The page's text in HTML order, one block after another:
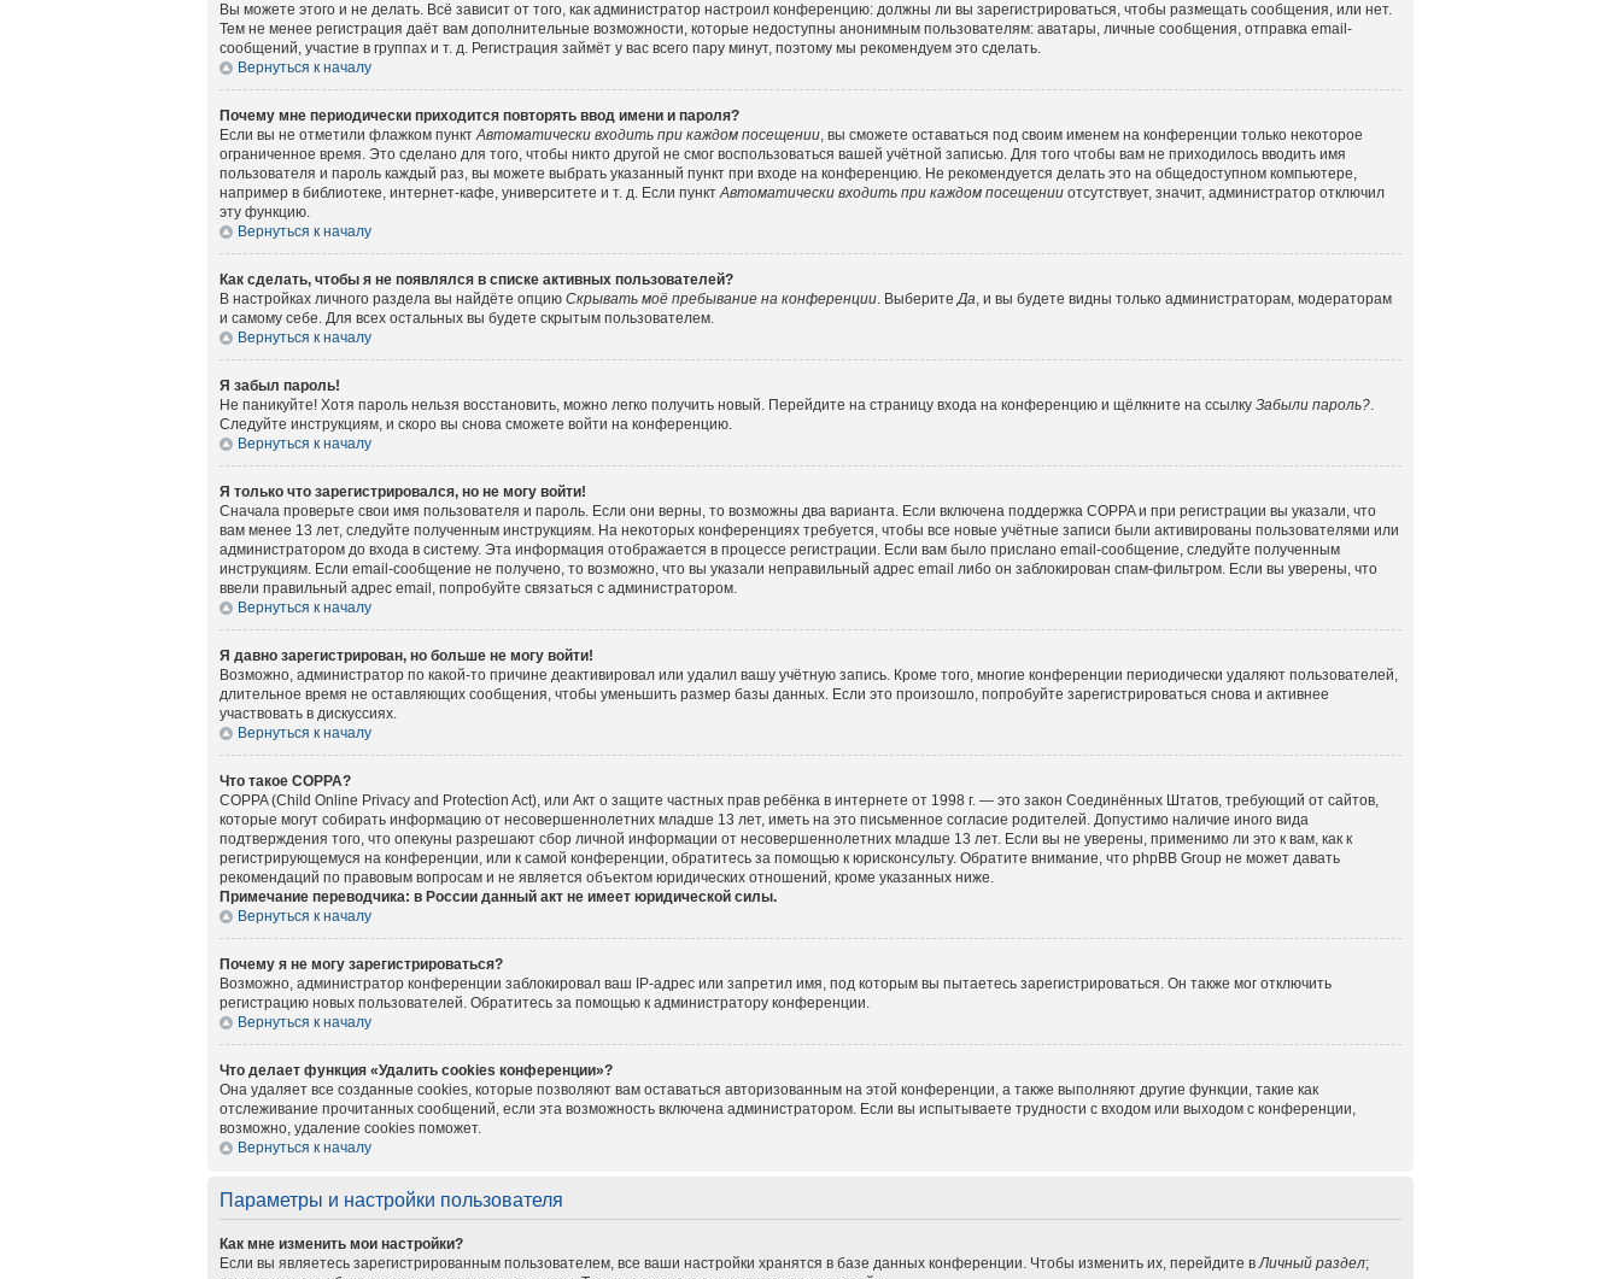
Вы можете этого и не делать. Всё зависит от того, как администратор настроил конференцию: должны ли вы зарегистрироваться, чтобы размещать сообщения, или нет.
Тем не менее регистрация даёт вам дополнительные возможности, которые недоступны анонимным пользователям: аватары, личные сообщения, отправка email-
сообщений, участие в группах и т. д. Регистрация займёт у вас всего пару минут, поэтому мы рекомендуем это сделать.
Вернуться к началу
Почему мне периодически приходится повторять ввод имени и пароля?
Если вы не отметили флажком пунктАвтоматически входить при каждом посещении, вы сможете оставаться под своим именем на конференции только некоторое
ограниченное время. Это сделано для того, чтобы никто другой не смог воспользоваться вашей учётной записью. Для того чтобы вам не приходилось вводить имя
пользователя и пароль каждый раз, вы можете выбрать указанный пункт при входе на конференцию. Не рекомендуется делать это на общедоступном компьютере,
например в библиотеке, интернет-кафе, университете и т. д. Если пунктАвтоматически входить при каждом посещении отсутствует, значит, администратор отключил
эту функцию.
Вернуться к началу
Как сделать, чтобы я не появлялся в списке активных пользователей?
В настройках личного раздела вы найдёте опцию Скрывать моё пребывание на конференции. ВыберитеДа, и вы будете видны только администраторам, модераторам
и самому себе. Для всех остальных вы будете скрытым пользователем.
Вернуться к началу
Я забыл пароль!
Не паникуйте! Хотя пароль нельзя восстановить, можно легко получить новый. Перейдите на страницу входа на конференцию и щёлкните на ссылку Забыли пароль?.
Следуйте инструкциям, и скоро вы снова сможете войти на конференцию.
Вернуться к началу
Я только что зарегистрировался, но не могу войти!
Сначала проверьте свои имя пользователя и пароль. Если они верны, то возможны два варианта. Если включена поддержка COPPA и при регистрации вы указали, что
вам менее 13 лет, следуйте полученным инструкциям. На некоторых конференциях требуется, чтобы все новые учётные записи были активированы пользователями или
администратором до входа в систему. Эта информация отображается в процессе регистрации. Если вам было прислано email-сообщение, следуйте полученным
инструкциям. Если email-сообщение не получено, то возможно, что вы указали неправильный адрес email либо он заблокирован спам-фильтром. Если вы уверены, что
ввели правильный адрес email, попробуйте связаться с администратором.
Вернуться к началу
Я давно зарегистрирован, но больше не могу войти!
Возможно, администратор по какой-то причине деактивировал или удалил вашу учётную запись. Кроме того, многие конференции периодически удаляют пользователей,
длительное время не оставляющих сообщения, чтобы уменьшить размер базы данных. Если это произошло, попробуйте зарегистрироваться снова и активнее
участвовать в дискуссиях.
Вернуться к началу
Что такое COPPA?
COPPA (Child Online Privacy and Protection Act), или Акт о защите частных прав ребёнка в интернете от 1998 г. — это закон Соединённых Штатов, требующий от сайтов,
которые могут собирать информацию от несовершеннолетних младше 13 лет, иметь на это письменное согласие родителей. Допустимо наличие иного вида
подтверждения того, что опекуны разрешают сбор личной информации от несовершеннолетних младше 13 лет. Если вы не уверены, применимо ли это к вам, как к
регистрирующемуся на конференции, или к самой конференции, обратитесь за помощью к юрисконсульту. Обратите внимание, что phpBB Group не может давать
рекомендаций по правовым вопросам и не является объектом юридических отношений, кроме указанных ниже.
Примечание переводчика: в России данный акт не имеет юридической силы.
Вернуться к началу
Почему я не могу зарегистрироваться?
Возможно, администратор конференции заблокировал ваш IP-адрес или запретил имя, под которым вы пытаетесь зарегистрироваться. Он также мог отключить
регистрацию новых пользователей. Обратитесь за помощью к администратору конференции.
Вернуться к началу
Что делает функция «Удалить cookies конференции»?
Она удаляет все созданные cookies, которые позволяют вам оставаться авторизованным на этой конференции, а также выполняют другие функции, такие как
отслеживание прочитанных сообщений, если эта возможность включена администратором. Если вы испытываете трудности с входом или выходом с конференции,
возможно, удаление cookies поможет.
Вернуться к началу
Параметры и настройки пользователя
Как мне изменить мои настройки?
Если вы являетесь зарегистрированным пользователем, все ваши настройки хранятся в базе данных конференции. Чтобы изменить их, перейдите вЛичный раздел;